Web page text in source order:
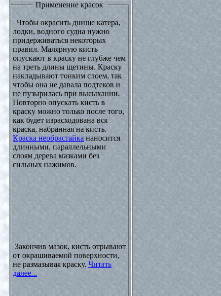
Применение красок
лодки, водного судна нужно
придерживаться некоторых
правил. Малярную кисть
опускают в краску не глубже чем
на треть длины щетины. Краску
накладывают тонким слоем, так
чтобы она не давала подтеков и
не пузырилась при высыхании.
Повторно опускать кисть в
краску можно только после того,
как будет израсходована вся
краска, набранная на кисть.
Краска необрастайкананосится
длинными, параллельными
слоям дерева мазками без
сильных нажимов.
Закончив мазок, кисть отрывают
от окрашиваемой поверхности,
не размазывая краску. Читать
далее...